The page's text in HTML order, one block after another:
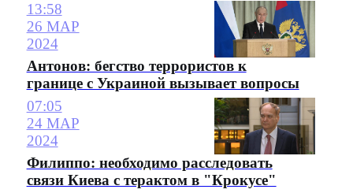
13:58
26 МАР
2024
Антонов: бегство террористов к
границе с Украиной вызывает вопросы
07:05
24 МАР
2024
Филиппо: необходимо расследовать
связи Киева с терактом в "Крокусе"